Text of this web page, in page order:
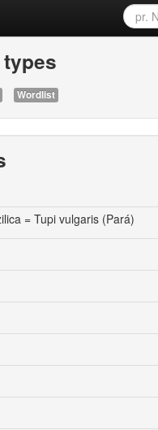
Wordlist
= Tupi vulgaris (Pará)